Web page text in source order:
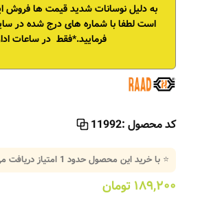
به دلیل نوسانات شدید قیمت ها فروش
است لطفا با شماره های درج شده در
فرمایید.*فقط در ساعات
کد محصول :11992
⭐ با خرید این محصول حدود 1 امتیاز دریافت
۱۸۹,۲۰۰ تومان